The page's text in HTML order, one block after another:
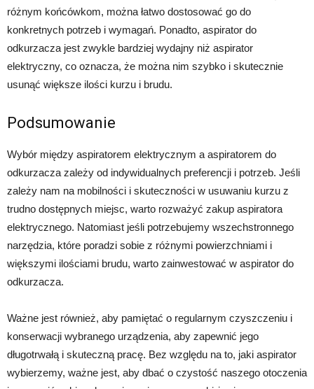
różnym końcówkom, można łatwo dostosować go do
konkretnych potrzeb i wymagań. Ponadto, aspirator do
odkurzacza jest zwykle bardziej wydajny niż aspirator
elektryczny, co oznacza, że można nim szybko i skutecznie
usunąć większe ilości kurzu i brudu.
Podsumowanie
Wybór między aspiratorem elektrycznym a aspiratorem do
odkurzacza zależy od indywidualnych preferencji i potrzeb. Jeśli
zależy nam na mobilności i skuteczności w usuwaniu kurzu z
trudno dostępnych miejsc, warto rozważyć zakup aspiratora
elektrycznego. Natomiast jeśli potrzebujemy wszechstronnego
narzędzia, które poradzi sobie z różnymi powierzchniami i
większymi ilościami brudu, warto zainwestować w aspirator do
odkurzacza.
Ważne jest również, aby pamiętać o regularnym czyszczeniu i
konserwacji wybranego urządzenia, aby zapewnić jego
długotrwałą i skuteczną pracę. Bez względu na to, jaki aspirator
wybierzemy, ważne jest, aby dbać o czystość naszego otoczenia